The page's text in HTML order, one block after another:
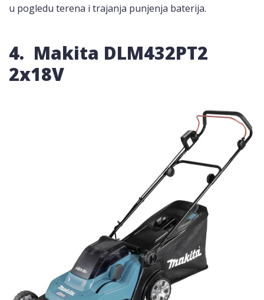
u pogledu terena i trajanja punjenja baterija.
4. Makita DLM432PT2
2x18V